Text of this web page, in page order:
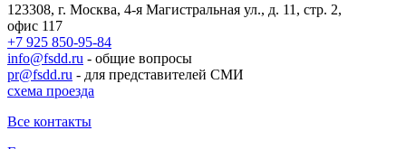
123308, г. Москва, 4-я Магистральная ул., д. 11, стр. 2,
офис 117
+7 925 850-95-84
info@fsdd.ru - общие вопросы
pr@fsdd.ru - для представителей СМИ
схема проезда
Все контакты